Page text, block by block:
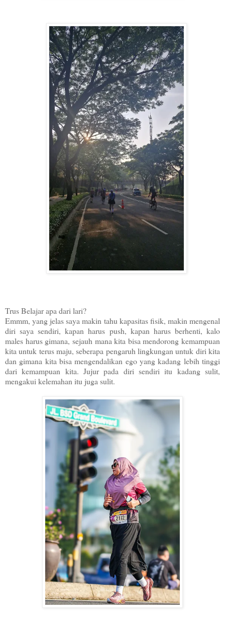
Trus Belajar apa dari lari?
Emmm, yang jelas saya makin tahu kapasitas fisik, makin mengenal
diri saya sendiri, kapan harus push, kapan harus berhenti, kalo
males harus gimana, sejauh mana kita bisa mendorong kemampuan
kita untuk terus maju, seberapa pengaruh lingkungan untuk diri kita
dan gimana kita bisa mengendalikan ego yang kadang lebih tinggi
dari kemampuan kita. Jujur pada diri sendiri itu kadang sulit,
mengakui kelemahan itu juga sulit.